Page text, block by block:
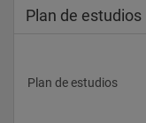
conocimientos
investigación
Plan de estudios
Plan de estudios